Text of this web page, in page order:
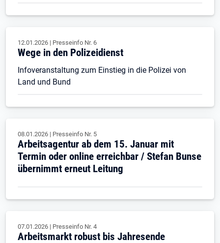
12.01.2026 | Presseinfo Nr. 6
Wege in den Polizeidienst
Infoveranstaltung zum Einstieg in die Polizei von
Land und Bund
08.01.2026 | Presseinfo Nr. 5
Arbeitsagentur ab dem 15. Januar mit
Termin oder online erreichbar / Stefan Bunse
übernimmt erneut Leitung
07.01.2026 | Presseinfo Nr. 4
Arbeitsmarkt robust bis Jahresende